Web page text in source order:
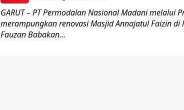
GARUT – PT Permodalan Nasional Madani melalui
merampungkan renovasi Masjid Annajatul Faizin di
Fauzan Babakan...